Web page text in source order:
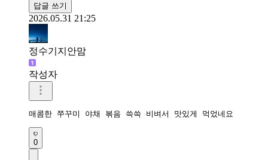
답글 쓰기
2026.05.31 21:25
정수기지안맘
작성자
매콤한 쭈꾸미 야채 볶음 쓱쓱 비벼서 맛있게 먹었네요
0